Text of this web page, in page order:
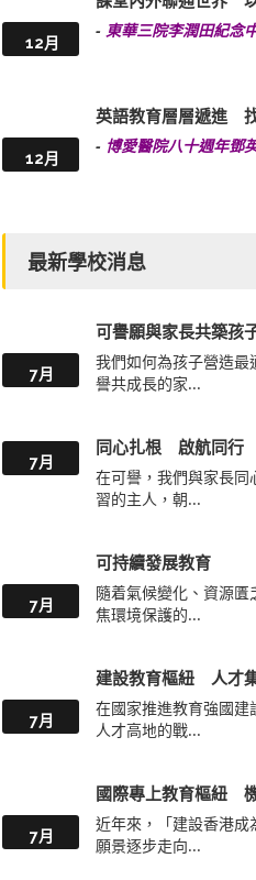
12月
- 東華三院李潤田紀念
12月
英語教育層層遞進
- 博愛醫院八十週年鄧
最新學校消息
7月
可譽願與家長共築孩
我們如何為孩子營造
譽共成長的家...
7月
同心扎根 啟航同行
在可譽，我們與家長
習的主人，朝...
7月
可持續發展教育
隨着氣候變化、資源
焦環境保護的...
7月
建設教育樞紐 人才
在國家推進教育強國
人才高地的戰...
7月
國際專上教育樞紐
近年來，「建設香港
願景逐步走向...